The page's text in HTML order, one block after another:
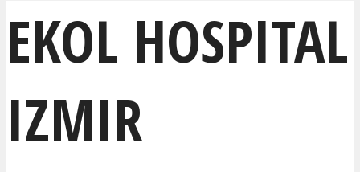
EKOL HOSPITAL
IZMIR